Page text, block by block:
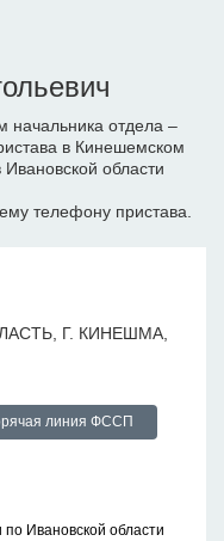
начальника отдела –
в Кинешемском
области
телефону пристава.
Г. КИНЕШМА,
линия ФССП
Ивановской области